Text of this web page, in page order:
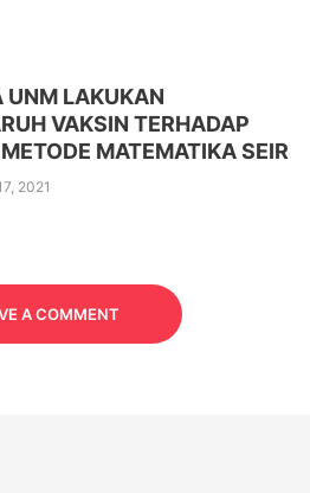
UNM LAKUKAN
VAKSIN TERHADAP
MATEMATIKA SEIR
2021
A COMMENT